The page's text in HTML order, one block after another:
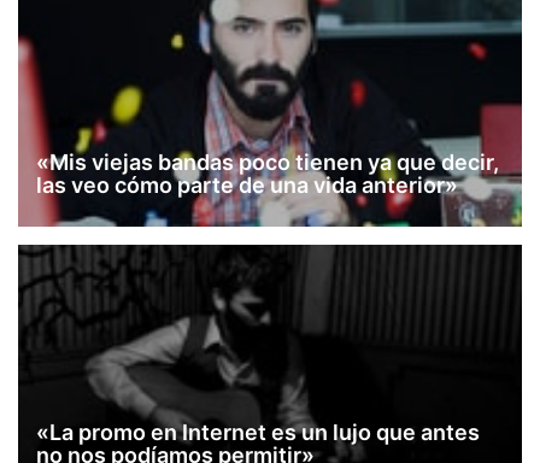
«Mis viejas bandas poco tienen ya que decir,
las veo cómo parte de una vida anterior»
«La promo en Internet es un lujo que antes
no nos podíamos permitir»